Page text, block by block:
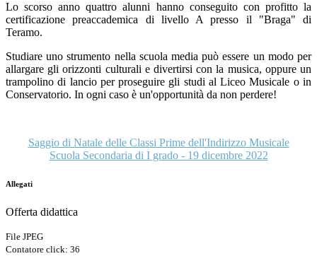
Lo scorso anno quattro alunni hanno conseguito con profitto la
certificazione preaccademica di livello A presso il "Braga" di
Teramo.
Studiare uno strumento nella scuola media può essere un modo per
allargare gli orizzonti culturali e divertirsi con la musica, oppure un
trampolino di lancio per proseguire gli studi al Liceo Musicale o in
Conservatorio. In ogni caso è un'opportunità da non perdere!
Saggio di Natale delle Classi Prime dell'Indirizzo Musicale
Scuola Secondaria di I grado - 19 dicembre 2022
Allegati
Offerta didattica
File JPEG
Contatore click: 36